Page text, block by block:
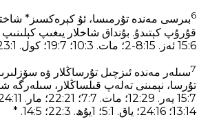
6بىرسى مەندە تۇرمىسا، ئۇ كېرەكسىز*
قۇرۇپ كېتىدۇ. بۇنداق شاخلار يىغىپ كېلىنىپ
15:6 ئ‍ەز. 15‏:2-8؛ مات. 3‏:10؛ 7‏:19؛ كول. 1‏:23. *
7سىلەر مەندە ئىزچىل تۇرساڭلار ۋە
تۇرسا، نېمىنى تەلەپ قىلساڭلار، سىلەرگە
14‏:13؛ 16‏:24؛ ياق. 1‏:5؛ 1يۇھ. 3‏:22؛ 5‏:14. *